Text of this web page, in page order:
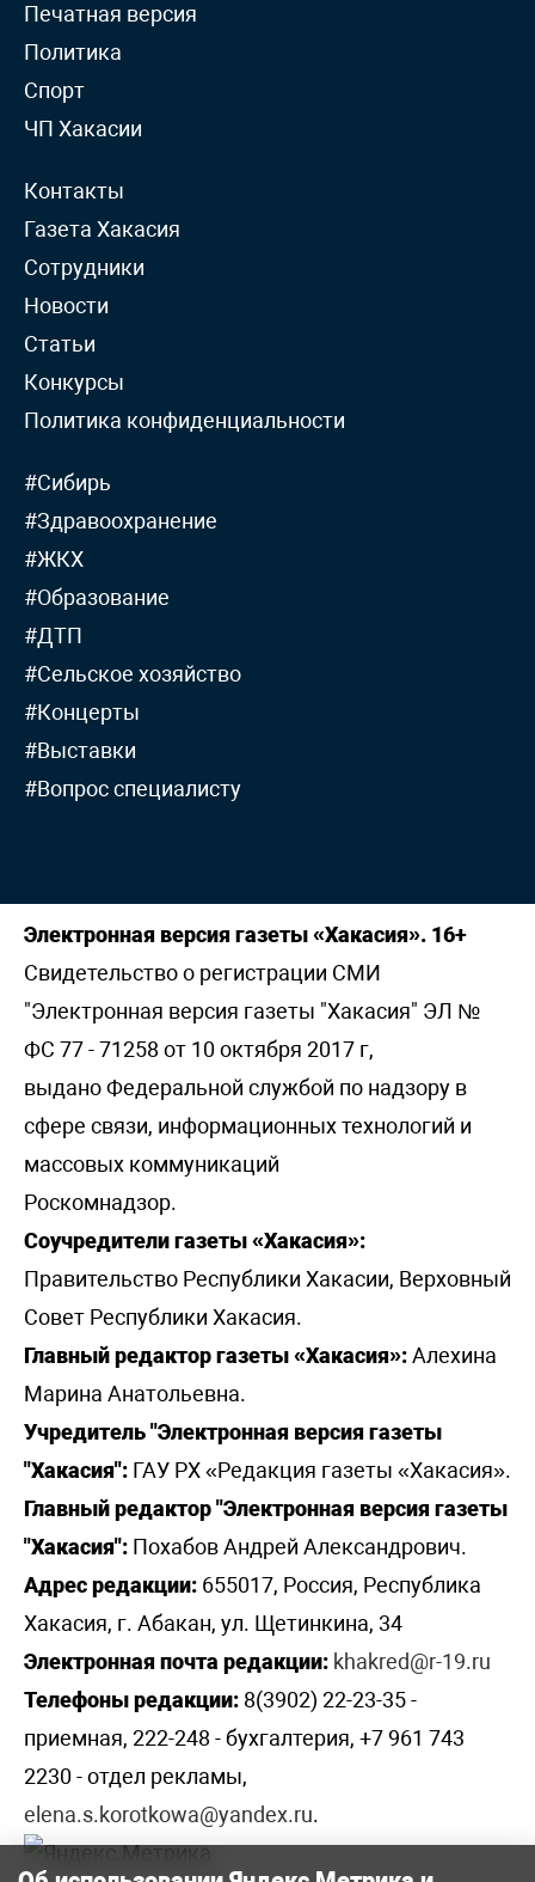
Печатная версия
Политика
Спорт
ЧП Хакасии
Контакты
Газета Хакасия
Сотрудники
Новости
Статьи
Конкурсы
Политика конфиденциальности
#Сибирь
#Здравоохранение
#ЖКХ
#Образование
#ДТП
#Сельское хозяйство
#Концерты
#Выставки
#Вопрос специалисту
Электронная версия газеты «Хакасия». 16+
Свидетельство о регистрации СМИ
"Электронная версия газеты "Хакасия" ЭЛ №
ФС 77 - 71258 от 10 октября 2017 г,
выдано Федеральной службой по надзору в
сфере связи, информационных технологий и
массовых коммуникаций
Роскомнадзор.
Соучредители газеты «Хакасия»:
Правительство Республики Хакасии, Верховный
Совет Республики Хакасия.
Главный редактор газеты «Хакасия»:Алехина
Марина Анатольевна.
Учредитель "Электронная версия газеты
"Хакасия": ГАУ РХ «Редакция газеты «Хакасия».
Главный редактор "Электронная версия газеты
"Хакасия": Похабов Андрей Александрович.
Адрес редакции: 655017, Россия, Республика
Хакасия, г. Абакан, ул. Щетинкина, 34
Электронная почта редакции: khakred@r-19.ru
Телефоны редакции: 8(3902) 22-23-35 -
приемная, 222-248 - бухгалтерия, +7 961 743
2230 - отдел рекламы,
elena.s.korotkowa@yandex.ru.